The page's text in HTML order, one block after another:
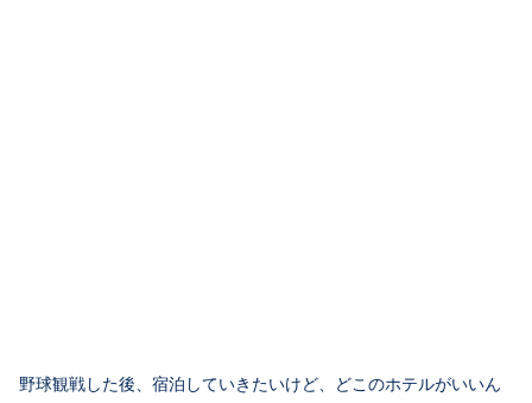
野球観戦した後、宿泊していきたいけど、どこのホテルがいいん